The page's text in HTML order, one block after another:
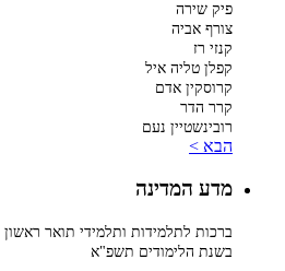
פיק שירה
צורף אביה
קנזי רז
קפלן טליה איל
קרוסקין אדם
קרר הדר
רובינשטיין נעם
הבא >
מדע המדינה
ברכות לתלמידות ותלמידי תואר ראשון
בשנת הלימודים תשפ"א